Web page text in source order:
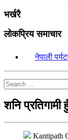
भर्खरै
लोकप्रिय समाचार
नेपाली
शनि प्रतिगामी
Kantipath